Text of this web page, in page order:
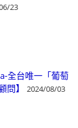
23
全台唯一「葡萄
】
2024/08/03